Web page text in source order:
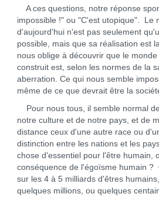
A ces questions, notre réponse
impossible !" ou "C'est utopique". Le
d'aujourd'hui n'est pas seulement
possible, mais que sa réalisation est
nous oblige à découvrir que le
construit est, selon les normes de la
aberration. Ce qui nous semble
même de ce que devrait être la
Pour nous tous, il semble normal
notre culture et de notre pays, et de
distance ceux d'une autre race ou
distinction entre les nations et les
chose d'essentiel pour l'être humain,
conséquence de l'égoïsme humain ?
sur les 4 à 5 milliards d'êtres
quelques millions, ou quelques